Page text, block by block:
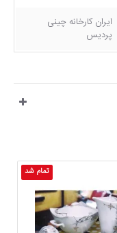
ایران کارخانه چینی
پردیس
تمام شد